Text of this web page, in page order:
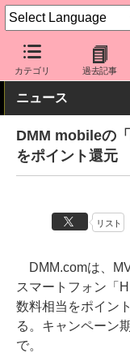
カテゴリ 過去記事
ケータイ Watch 格安
ニュース
DMM mobileの
をポイント還元
リスト
DMM.comは、
スマートフォン「
数料相当をポイン
る。キャンペーン
で。